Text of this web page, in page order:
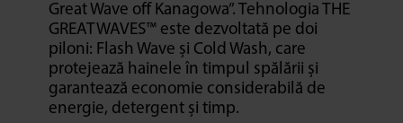
Great Wave off Kanagowa”. Tehnologia THE
GREATWAVES™ este dezvoltată pe doi
piloni: Flash Wave și Cold Wash, care
protejează hainele în timpul spălării și
garantează economie considerabilă de
energie, detergent și timp.